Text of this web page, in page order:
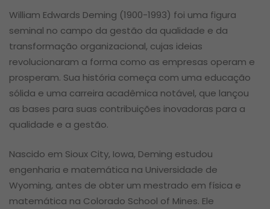
William Edwards Deming (1900-1993) foi uma figura
seminal no campo da gestão da qualidade e da
transformação organizacional, cujas ideias
revolucionaram a forma como as empresas operam e
prosperam. Sua história começa com uma educação
sólida e uma carreira acadêmica notável, que lançou
as bases para suas contribuições inovadoras para a
qualidade e a gestão.
Nascido em Sioux City, Iowa, Deming estudou
engenharia e matemática na Universidade de
Wyoming, antes de obter um mestrado em física e
matemática na Colorado School of Mines. Ele